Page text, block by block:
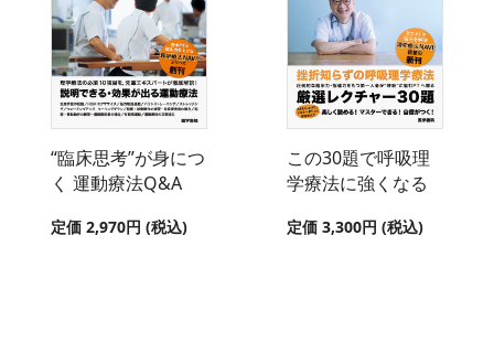
“臨床思考”が身につ
く 運動療法Q&A
定価 2,970円 (税込)
この30題で呼吸理
学療法に強くなる
定価 3,300円 (税込)